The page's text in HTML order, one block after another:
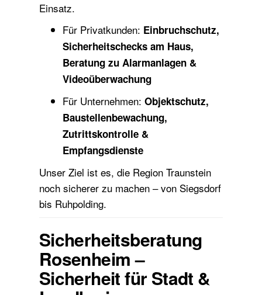
Einsatz.
Für Privatkunden: Einbruchschutz,
Sicherheitschecks am Haus,
Beratung zu Alarmanlagen &
Videoüberwachung
Für Unternehmen: Objektschutz,
Baustellenbewachung,
Zutrittskontrolle &
Empfangsdienste
Unser Ziel ist es, die Region Traunstein
noch sicherer zu machen – von Siegsdorf
bis Ruhpolding.
Sicherheitsberatung
Rosenheim –
Sicherheit für Stadt &